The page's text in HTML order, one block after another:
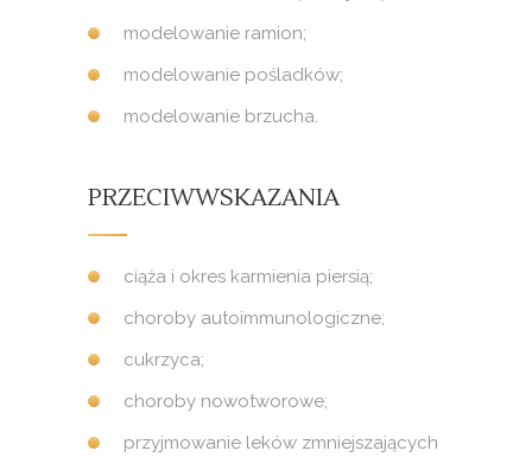
modelowanie ramion;
modelowanie pośladków;
modelowanie brzucha.
PRZECIWWSKAZANIA
ciąża i okres karmienia piersią;
choroby autoimmunologiczne;
cukrzyca;
choroby nowotworowe;
przyjmowanie leków zmniejszających